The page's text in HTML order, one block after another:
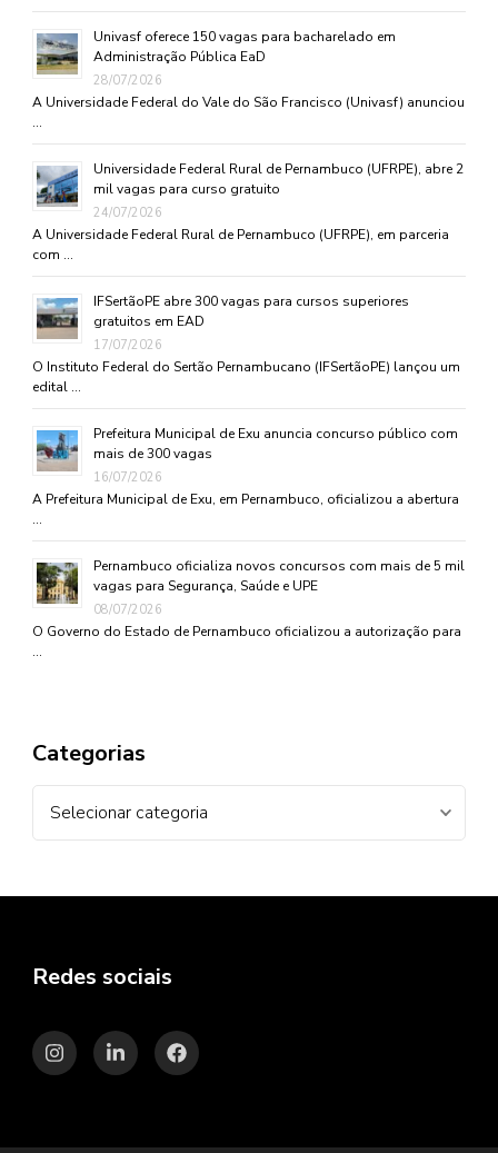
Univasf oferece 150 vagas para bacharelado em
Administração Pública EaD
28/07/2026
A Universidade Federal do Vale do São Francisco (Univasf) anunciou
…
Universidade Federal Rural de Pernambuco (UFRPE), abre 2
mil vagas para curso gratuito
24/07/2026
A Universidade Federal Rural de Pernambuco (UFRPE), em parceria
com …
IFSertãoPE abre 300 vagas para cursos superiores
gratuitos em EAD
17/07/2026
O Instituto Federal do Sertão Pernambucano (IFSertãoPE) lançou um
edital …
Prefeitura Municipal de Exu anuncia concurso público com
mais de 300 vagas
16/07/2026
A Prefeitura Municipal de Exu, em Pernambuco, oficializou a abertura
…
Pernambuco oficializa novos concursos com mais de 5 mil
vagas para Segurança, Saúde e UPE
08/07/2026
O Governo do Estado de Pernambuco oficializou a autorização para
…
Categorias
Redes sociais